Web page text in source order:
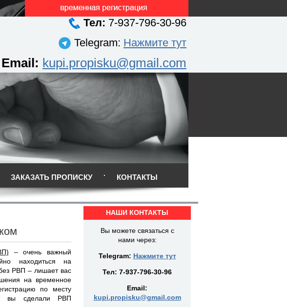
Тел: 7-937-796-30-96
Telegram: Нажмите тут
Email: kupi.propisku@gmail.com
ЗАКАЗАТЬ ПРОПИСКУ КОНТАКТЫ
– очень важный
находиться на
РВП – лишает вас
на временное
по месту
вы сделали РВП
НАШИ КОНТАКТЫ
Вы можете связаться с
нами через:
Telegram: Нажмите тут
Тел: 7-937-796-30-96
Email:
kupi.propisku@gmail.com